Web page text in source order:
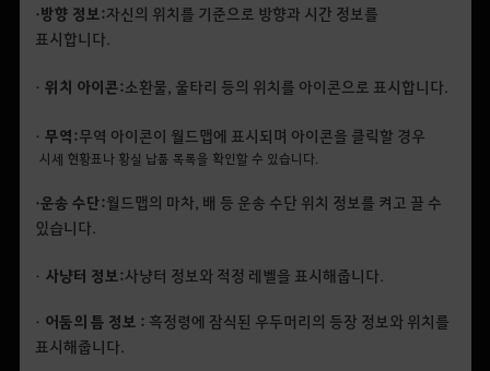
• 방향 정보:자신의 위치를 기준으로 방향과 시간 정보를
표시합니다.
• 위치 아이콘 :소환물, 울타리 등의 위치를 아이콘으로 표시합니다.
• 무역 :무역 아이콘이 월드맵에 표시되며 아이콘을 클릭할 경우
시세 현황표나 황실 납품 목록을 확인할 수 있습니다.
• 운송 수단:월드맵의 마차, 배 등 운송 수단 위치 정보를 켜고 끌 수
있습니다.
• 사냥터 정보 :사냥터 정보와 적정 레벨을 표시해줍니다.
• 어둠의 틈 정보 : 흑정령에 잠식된 우두머리의 등장 정보와 위치를
표시해줍니다.